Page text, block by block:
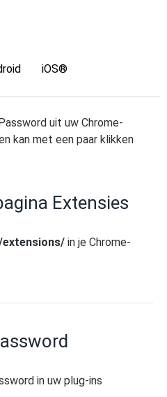
iOS®
uit uw Chrome-
kan met een paar klikken
Extensies
extensions/ in je Chrome-
in uw plug-ins